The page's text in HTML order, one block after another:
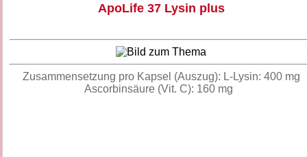
ApoLife 37 Lysin plus
Zusammensetzung pro Kapsel (Auszug): L-Lysin: 400 mg
Ascorbinsäure (Vit. C): 160 mg